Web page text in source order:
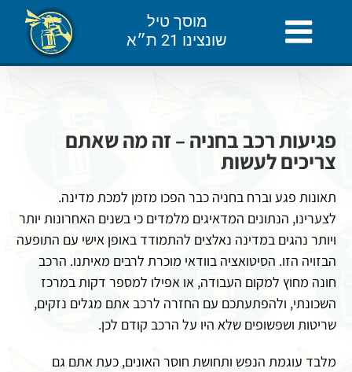
מוסך טיל
שונצינו 21 ת״א
פגיעות רכב בחניה – זה מה שאתם
צריכים לעשות
תאונות פגע וברח בחניה כבר הפכו מזמן למכת מדינה.
לצערינו, הנתונים המדאיגים מלמדים כי בשנים האחרונות יותר
ויותר נהגים במדינה נאלצים להתמודד באופן אישי עם התופעה
הבזויה הזו. הסיטואציה בוודאי מוכרת לרבים מאיתנו. הרכב
חונה מחוץ למקום העבודה, או אפילו למספר דקות במרכז
השכונתי, ולהפתעתכם עם החזרה לרכב אתם מגלים נזקים,
שריטות ושפשופים שלא היו על הרכב קודם לכן.
מלבד עוגמת הנפש ותחושת חוסר האונים, כעת אתם גם